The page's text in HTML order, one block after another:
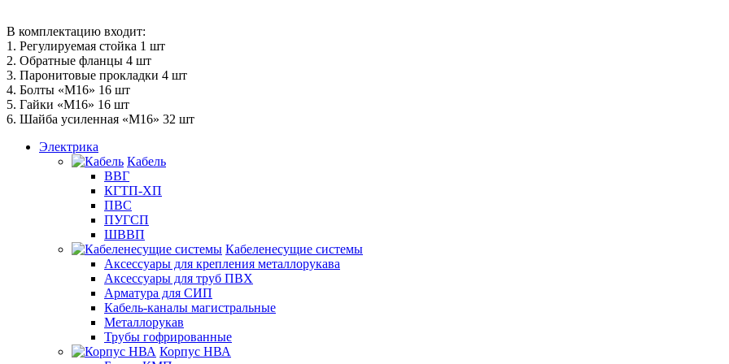
В комплектацию входит:
1. Регулируемая стойка 1 шт
2. Обратные фланцы 4 шт
3. Паронитовые прокладки 4 шт
4. Болты «М16» 16 шт
5. Гайки «М16» 16 шт
6. Шайба усиленная «М16» 32 шт
Электрика
Кабель
ВВГ
КГТП-ХП
ПВС
ПУГСП
ШВВП
Кабеленесущие системы
Аксессуары для крепления металлорукава
Аксессуары для труб ПВХ
Арматура для СИП
Кабель-каналы магистральные
Металлорукав
Трубы гофрированные
Корпус НВА